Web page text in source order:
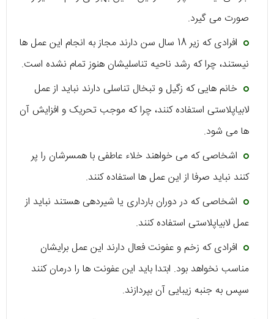
صورت می گیرد.
افرادی که زیر 18 سال سن دارند مجاز به انجام این عمل ها
نیستند، چرا که رشد ناحیه تناسلیشان هنوز تمام نشده است.
خانم هایی که زگیل و تبخال تناسلی دارند نباید از عمل
لابیاپلاستی استفاده کنند، چرا که موجب تحریک و افزایش آن
ها می شود.
اشخاصی که می خواهند خلاء عاطفی با همسرشان را پر
کنند نباید صرفا از این عمل ها استفاده کنند.
اشخاصی که در دوران بارداری یا شیردهی هستند نباید از
عمل لابیاپلاستی استفاده کنند.
افرادی که زخم و عفونت فعال دارند این عمل برایشان
مناسب نخواهد بود. ابتدا باید این عفونت ها را درمان کنند
سپس به جنبه زیبایی آن بپردازند.